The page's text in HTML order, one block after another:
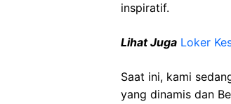
inspiratif.
Lihat Juga Loker
Saat ini, kami
yang dinamis dan